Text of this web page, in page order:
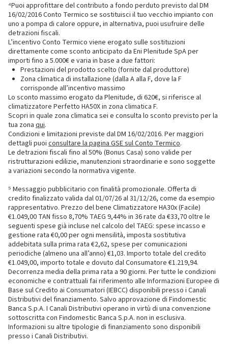
⁴Puoi approfittare del contributo a fondo perduto previsto dal DM
16/02/2016 Conto Termico se sostituisci il tuo vecchio impianto con
uno a pompa di calore oppure, in alternativa, puoi usufruire delle
detrazioni fiscali.
L’incentivo Conto Termico viene erogato sulle sostituzioni
direttamente come sconto anticipato da Eni Plenitude SpA per
importi fino a 5.000€ e varia in base a due fattori:
Prestazioni del prodotto scelto (fornite dal produttore)
Zona climatica di installazione (dalla A alla F, dove la F
corrisponde all’incentivo massimo
Lo sconto massimo erogato da Plenitude, di 620€, si riferisce al
climatizzatore Perfetto HA50X in zona climatica F.
Scopri in quale zona climatica sei e consulta lo sconto previsto per la
tua zona qui.
Condizioni e limitazioni previste dal DM 16/02/2016. Per maggiori
dettagli puoi consultare la pagina GSE sul Conto Termico.
Le detrazioni fiscali fino al 50% (Bonus Casa) sono valide per
ristrutturazioni edilizie, manutenzioni straordinarie e sono soggette
a variazioni secondo la normativa vigente.
⁵ Messaggio pubblicitario con finalità promozionale. Offerta di
credito finalizzato valida dal 01/07/26 al 31/12/26, come da esempio
rappresentativo. Prezzo del bene Climatizzatore HA30x (Facile)
€1.049,00 TAN fisso 8,70% TAEG 9,44% in 36 rate da €33,70 oltre le
seguenti spese già incluse nel calcolo del TAEG: spese incasso e
gestione rata €0,00 per ogni mensilità, imposta sostitutiva
addebitata sulla prima rata €2,62, spese per comunicazioni
periodiche (almeno una all’anno) €1,03. Importo totale del credito
€1.049,00, importo totale e dovuto dal Consumatore €1.219,94.
Decorrenza media della prima rata a 90 giorni. Per tutte le condizioni
economiche e contrattuali fai riferimento alle Informazioni Europee di
Base sul Credito ai Consumatori (IEBCC) disponibili presso i Canali
Distributivi del finanziamento. Salvo approvazione di Findomestic
Banca S.p.A. I Canali Distributivi operano in virtù di una convenzione
sottoscritta con Findomestic Banca S.p.A. non in esclusiva.
Informazioni su altre tipologie di finanziamento sono disponibili
presso i Canali Distributivi.